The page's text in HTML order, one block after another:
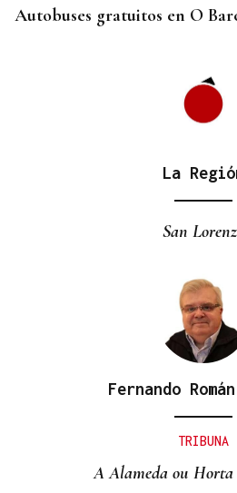
Autobuses gratuitos en O
La
San
Fernando
TRIBUNA
A Alameda ou Horta